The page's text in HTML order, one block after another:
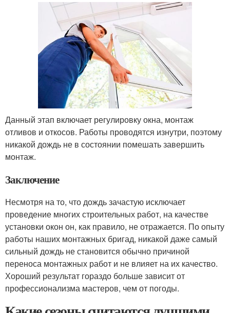
Данный этап включает регулировку окна, монтаж
отливов и откосов. Работы проводятся изнутри, поэтому
никакой дождь не в состоянии помешать завершить
монтаж.
Заключение
Несмотря на то, что дождь зачастую исключает
проведение многих строительных работ, на качестве
установки окон он, как правило, не отражается. По опыту
работы наших монтажных бригад, никакой даже самый
сильный дождь не становится обычно причиной
переноса монтажных работ и не влияет на их качество.
Хороший результат гораздо больше зависит от
профессионализма мастеров, чем от погоды.